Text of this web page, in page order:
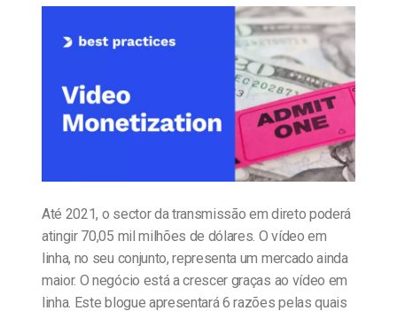
Até 2021, o sector da transmissão em direto poderá
atingir 70,05 mil milhões de dólares. O vídeo em
linha, no seu conjunto, representa um mercado ainda
maior. O negócio está a crescer graças ao vídeo em
linha. Este blogue apresentará 6 razões pelas quais